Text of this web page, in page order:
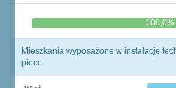
0,0% 100,0%
Mieszkania wyposażone w instalacje
piece